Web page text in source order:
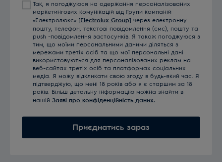
Так, я погоджуюся на одержання персоналізованих
маркетингових комунікацій від Групи компаній
«Електролюкс» [Electrolux Group] через електронну
пошту, телефон, текстові повідомлення (смс), пошту та
push -повідомлення застосунків. Я також погоджуюся з
тим, що моїми персональними даними діляться з
мережами третіх осіб та що мої персональні дані
використовуються для персоналізованих реклам на
веб-сайтах третіх осіб та платформах соціальних
медіа. Я можу відкликати свою згоду в будь-який час. Я
підтверджую, що мені 18 років або я є старшим за 18
років. Більш детальну інформацію можна знайти в
нашій Заяві про конфіденційність даних.
Приєднатись зараз